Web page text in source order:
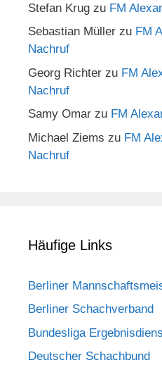
Stefan Krug zu FM
Sebastian Müller zu FM
Nachruf
Georg Richter zu FM
Nachruf
Samy Omar zu FM
Michael Ziems zu FM
Nachruf
Häufige Links
Berliner
Berliner Schachverband
Bundesliga
Deutscher Schachbund